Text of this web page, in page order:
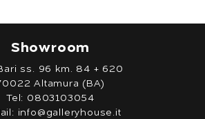
Showroom
ss. 96 km. 84 + 620
Altamura (BA)
Tel: 0803103054
info@galleryhouse.it